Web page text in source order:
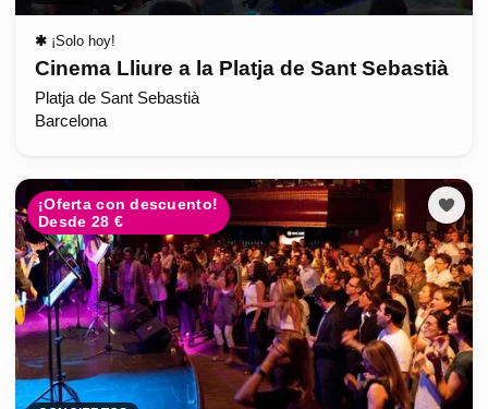
✱ ¡Solo hoy!
Cinema Lliure a la Platja de Sant Sebastià
Platja de Sant Sebastià
Barcelona
¡Oferta con descuento!
Desde 28 €